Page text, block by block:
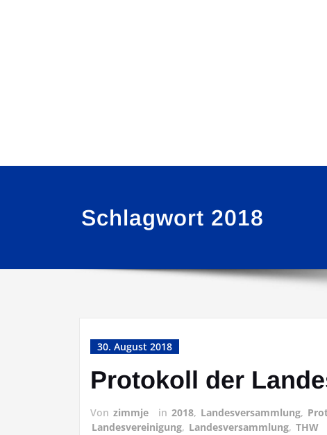
Schlagwort 2018
30. August 2018
Protokoll der
Von zimmje in 2018, Landesversammlung,
Landesvereinigung, Landesversammlung, THW